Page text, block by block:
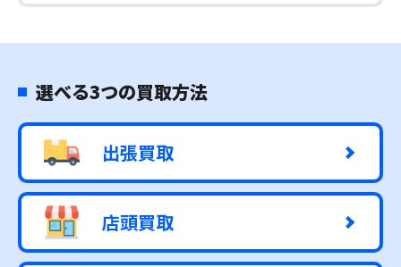
選べる3つの買取方法
出張買取
店頭買取